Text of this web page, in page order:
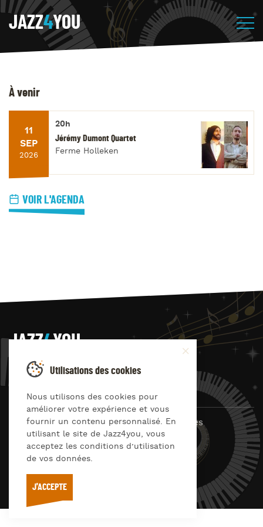
JAZZ4YOU
À venir
11
SEP
2026
20h
Jérémy Dumont Quartet
Ferme Holleken
VOIR L'AGENDA
JAZZ4YOU
Suivez-nous sur
© Jazz4you 2019 – 2026 Tous droits réservés
Déclaration de confidentialité
Cookies
RGPD & consentement
Utilisations des cookies
Nous utilisons des cookies pour
améliorer votre expérience et vous
fournir un contenu personnalisé. En
utilisant le site de Jazz4you, vous
acceptez les conditions d’utilisation
de vos données.
J'ACCEPTE